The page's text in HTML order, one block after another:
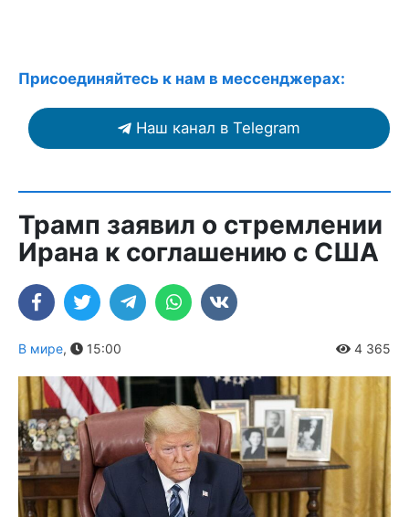
Присоединяйтесь к нам в мессенджерах:
Наш канал в Telegram
Трамп заявил о стремлении
Ирана к соглашению с США
В мире, 15:00 4 365